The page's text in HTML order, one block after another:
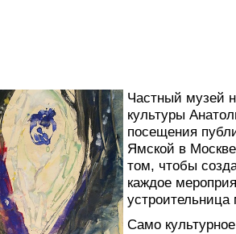
Частный музей
культуры
посещения
Ямской в
том, чтобы
каждое
Само